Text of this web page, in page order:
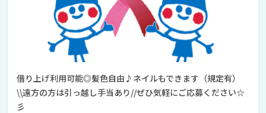
借り上げ利用可能◎髪色自由♪ネイルもできます（規定有）
\\遠方の方は引っ越し手当あり//ぜひ気軽にご応募ください☆
彡